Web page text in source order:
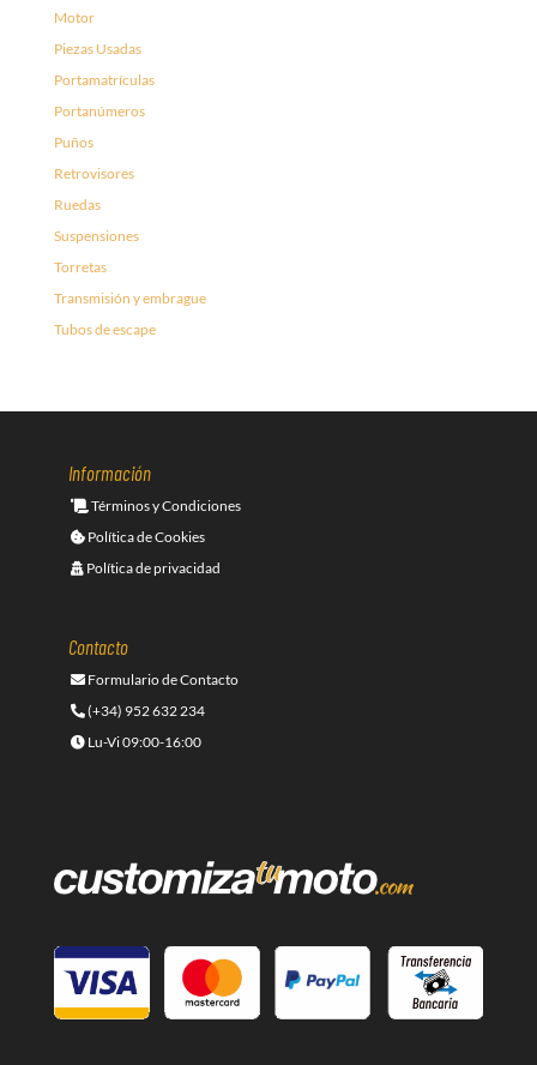
Motor
Piezas Usadas
Portamatrículas
Portanúmeros
Puños
Retrovisores
Ruedas
Suspensiones
Torretas
Transmisión y embrague
Tubos de escape
Información
Términos y Condiciones
Política de Cookies
Política de privacidad
Contacto
Formulario de Contacto
(+34) 952 632 234
Lu-Vi 09:00-16:00